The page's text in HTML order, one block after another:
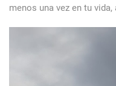
menos una vez en tu